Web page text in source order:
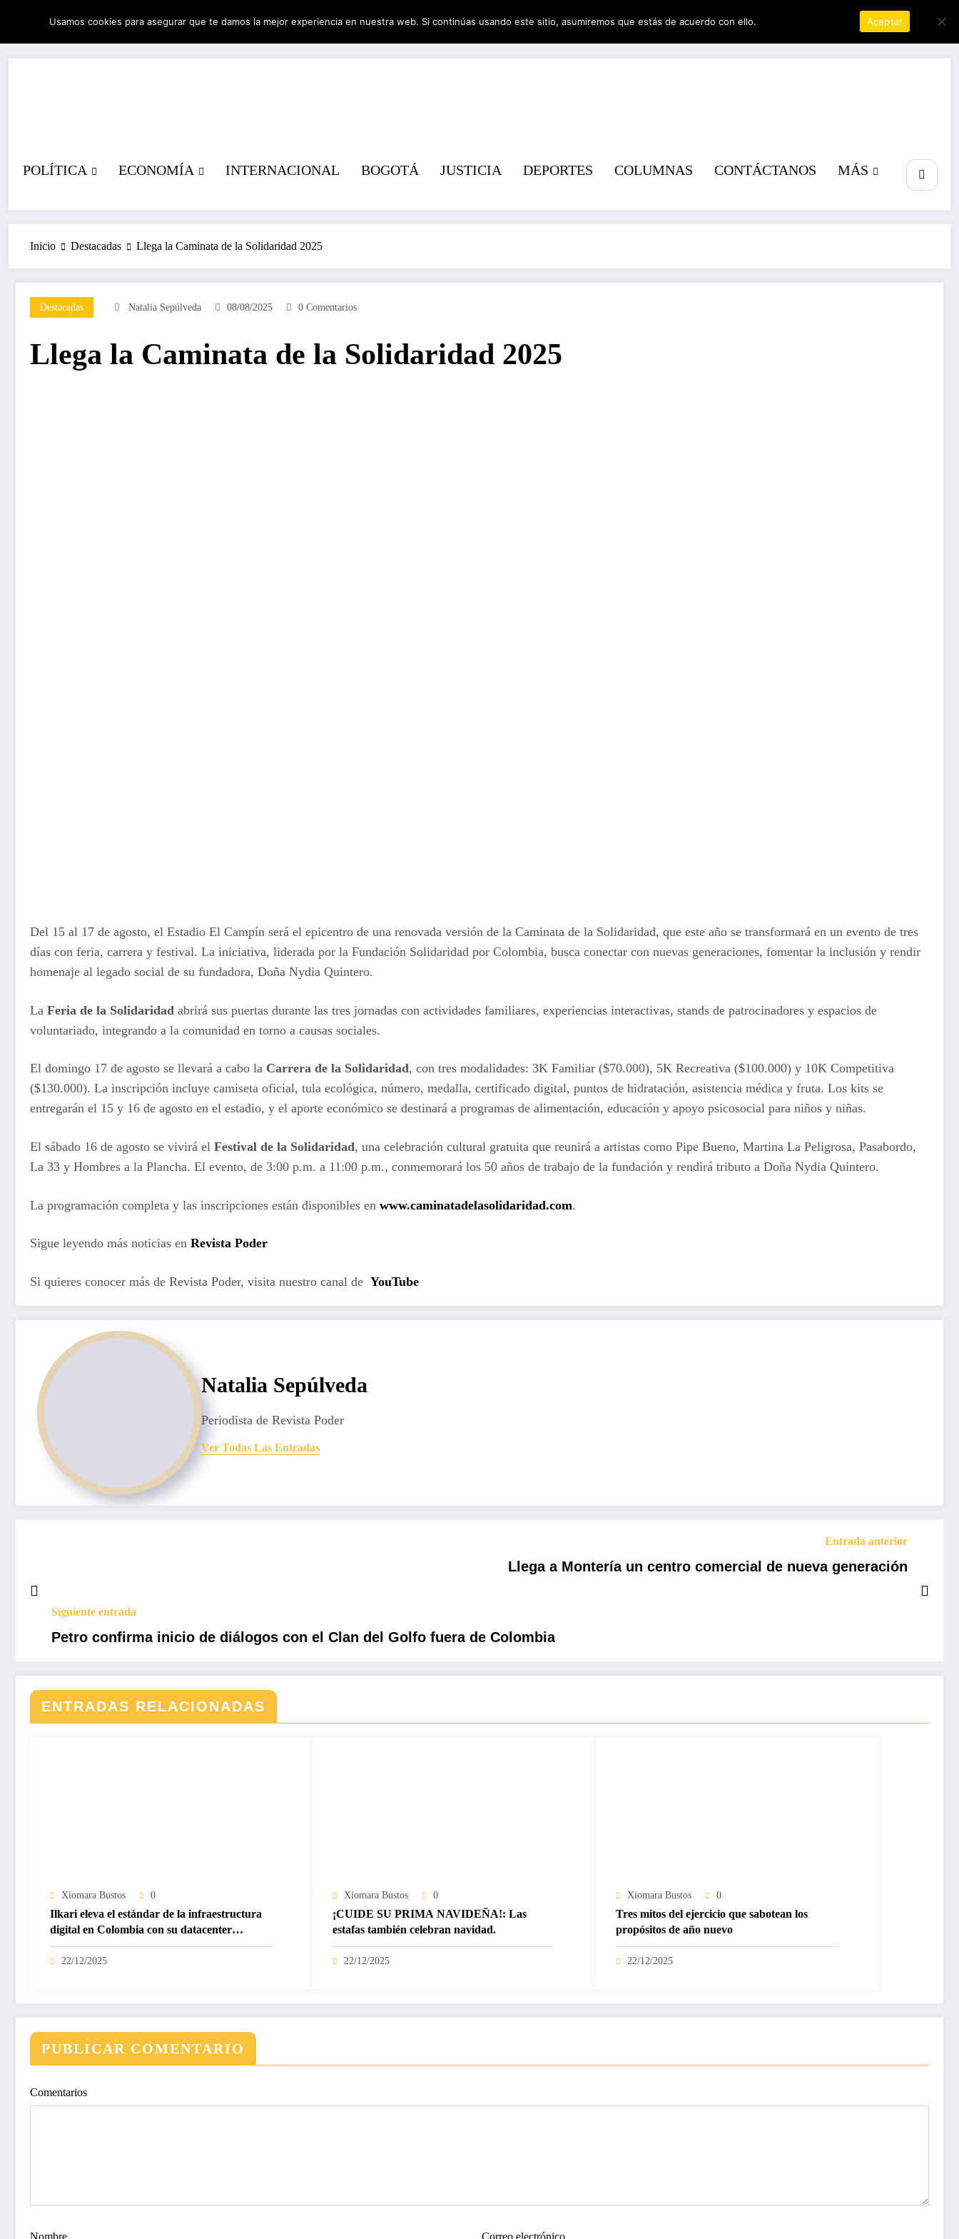
contenido
05/08/2026 2:47:04 AM
POLÍTICA ECONOMÍA INTERNACIONAL BOGOTÁ JUSTICIA DEPORTES COLUMNAS CONTÁCTANOS MÁS
Inicio Destacadas Llega la Caminata de la Solidaridad 2025
Destacadas Natalia Sepúlveda 08/08/2025 0 Comentarios
Llega la Caminata de la Solidaridad 2025
Del 15 al 17 de agosto, el Estadio El Campín será el epicentro de una renovada versión de la Caminata de la Solidaridad, que este año se transformará en un evento de tres
días con feria, carrera y festival. La iniciativa, liderada por la Fundación Solidaridad por Colombia, busca conectar con nuevas generaciones, fomentar la inclusión y rendir
homenaje al legado social de su fundadora, Doña Nydia Quintero.
La Feria de la Solidaridad abrirá sus puertas durante las tres jornadas con actividades familiares, experiencias interactivas, stands de patrocinadores y espacios de
voluntariado, integrando a la comunidad en torno a causas sociales.
El domingo 17 de agosto se llevará a cabo la Carrera de la Solidaridad, con tres modalidades: 3K Familiar ($70.000), 5K Recreativa ($100.000) y 10K Competitiva
($130.000). La inscripción incluye camiseta oficial, tula ecológica, número, medalla, certificado digital, puntos de hidratación, asistencia médica y fruta. Los kits se
entregarán el 15 y 16 de agosto en el estadio, y el aporte económico se destinará a programas de alimentación, educación y apoyo psicosocial para niños y niñas.
El sábado 16 de agosto se vivirá el Festival de la Solidaridad, una celebración cultural gratuita que reunirá a artistas como Pipe Bueno, Martina La Peligrosa, Pasabordo,
La 33 y Hombres a la Plancha. El evento, de 3:00 p.m. a 11:00 p.m., conmemorará los 50 años de trabajo de la fundación y rendirá tributo a Doña Nydia Quintero.
La programación completa y las inscripciones están disponibles en www.caminatadelasolidaridad.com.
Sigue leyendo más noticias en Revista Poder
Si quieres conocer más de Revista Poder, visita nuestro canal de YouTube
Natalia Sepúlveda
Periodista de Revista Poder
Ver Todas Las Entradas
Entrada anterior
Llega a Montería un centro comercial de nueva generación
Siguiente entrada
Petro confirma inicio de diálogos con el Clan del Golfo fuera de Colombia
ENTRADAS RELACIONADAS
Xiomara Bustos 0
Ilkari eleva el estándar de la infraestructura
digital en Colombia con su datacenter
certificado Nivel IV de ICREA
22/12/2025
Xiomara Bustos 0
¡CUIDE SU PRIMA NAVIDEÑA!: Las
estafas también celebran navidad.
22/12/2025
Xiomara Bustos 0
Tres mitos del ejercicio que sabotean los
propósitos de año nuevo
22/12/2025
PUBLICAR COMENTARIO
Comentarios
Nombre Correo electrónico
Usamos cookies para asegurar que te damos la mejor experiencia en nuestra web. Si continúas usando este sitio, asumiremos que estás de acuerdo con ello. Aceptar